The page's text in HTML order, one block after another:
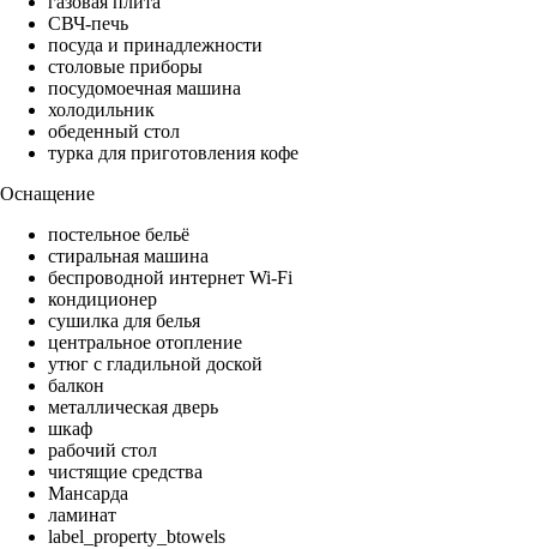
СВЧ-печь
посуда и принадлежности
столовые приборы
посудомоечная машина
холодильник
обеденный стол
турка для приготовления кофе
Оснащение
постельное бельё
стиральная машина
беспроводной интернет Wi-Fi
кондиционер
сушилка для белья
центральное отопление
утюг с гладильной доской
балкон
металлическая дверь
шкаф
рабочий стол
чистящие средства
Мансарда
ламинат
label_property_btowels